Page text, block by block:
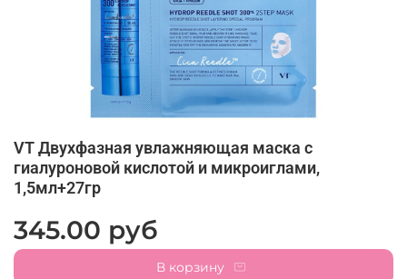
VT Двухфазная увлажняющая маска с
гиалуроновой кислотой и микроиглами,
1,5мл+27гр
345.00 руб
В корзину